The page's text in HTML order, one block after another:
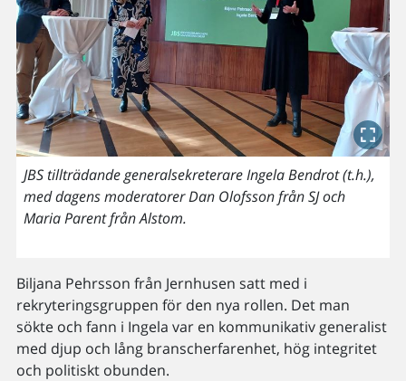
JBS tillträdande generalsekreterare Ingela Bendrot (t.h.),
med dagens moderatorer Dan Olofsson från SJ och
Maria Parent från Alstom.
Biljana Pehrsson från Jernhusen satt med i
rekryteringsgruppen för den nya rollen. Det man
sökte och fann i Ingela var en kommunikativ generalist
med djup och lång branscherfarenhet, hög integritet
och politiskt obunden.